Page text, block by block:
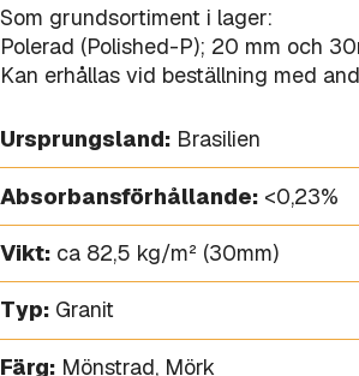
Som grundsortiment i lager:
Polerad (Polished-P); 20 mm och
Kan erhållas vid beställning med
Ursprungsland: Brasilien
Absorbansförhållande: <0,23%
Vikt: ca 82,5 kg/m² (30mm)
Typ: Granit
Färg: Mönstrad, Mörk